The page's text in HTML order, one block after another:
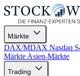
Märkte
DAX/MDAX Nasdaq
Märkte Asien-Märkte
Trading